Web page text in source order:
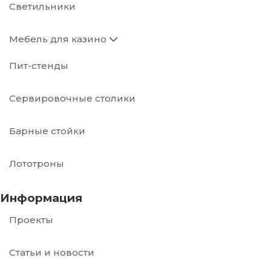
Светильники
Мебель для казино
Пит-стенды
Сервировочные столики
Барные стойки
Лототроны
Информация
Проекты
Статьи и новости